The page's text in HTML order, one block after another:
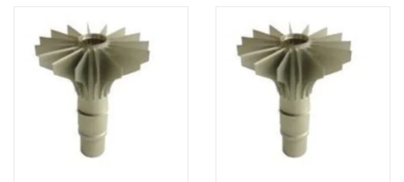
Grondstoffen & Presentatie